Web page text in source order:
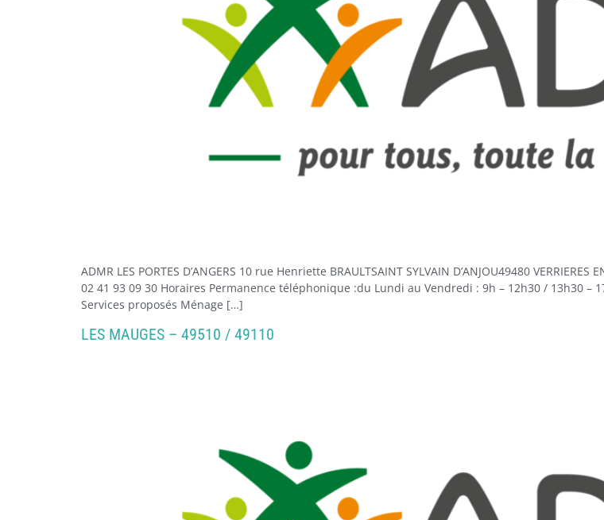
ADMR LES PORTES D’ANGERS 10 rue Henriette BRAULTSAINT SYLVAIN D’ANJOU49480
02 41 93 09 30 Horaires Permanence téléphonique :du Lundi au Vendredi : 9h – 12h30 / 13h30
Services proposés Ménage […]
LES MAUGES – 49510 / 49110